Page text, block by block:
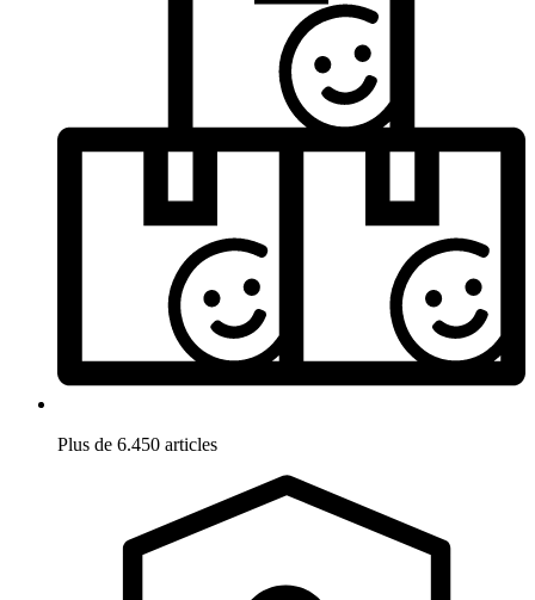
Plus de 6.450 articles